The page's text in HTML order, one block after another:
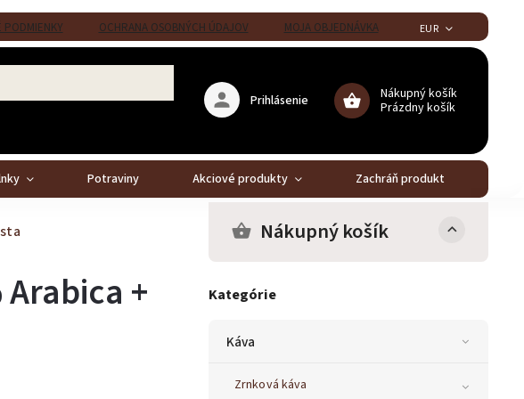
PODMIENKY OCHRANA OSOBNÝCH ÚDAJOV MOJA OBJEDNÁVKA EUR
Nákupný košík
Prázdny košík
Prihlásenie
Potraviny Akciové produkty Zachráň produkt
Nákupný košík
Kategórie
Káva
Zrnková káva
Arabica +